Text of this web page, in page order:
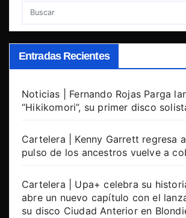
Entradas Recientes
Noticias | Fernando Rojas Parga
“Hikikomori”, su primer disco
Cartelera | Kenny Garrett regresa
pulso de los ancestros vuelve a
Cartelera | Upa+ celebra su
abre un nuevo capítulo con el
su disco Ciudad Anterior en